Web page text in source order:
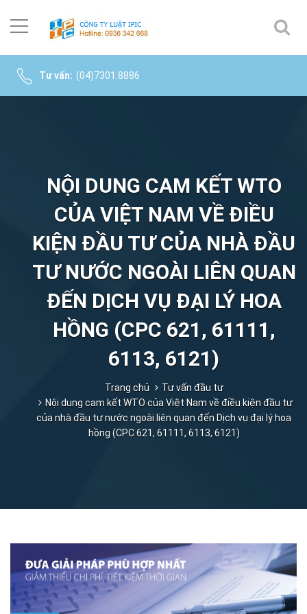
Tư vấn: (04)7301.8886
NỘI DUNG CAM KẾT WTO
CỦA VIỆT NAM VỀ ĐIỀU
KIỆN ĐẦU TƯ CỦA NHÀ ĐẦU
TƯ NƯỚC NGOÀI LIÊN QUAN
ĐẾN DỊCH VỤ ĐẠI LÝ HOA
HỒNG (CPC 621, 61111,
6113, 6121)
Trang chủ
Tư vấn đầu tư
Nội dung cam kết WTO của Việt Nam về điều kiện đầu tư
của nhà đầu tư nước ngoài liên quan đến Dịch vụ đại lý hoa
hồng (CPC 621, 61111, 6113, 6121)